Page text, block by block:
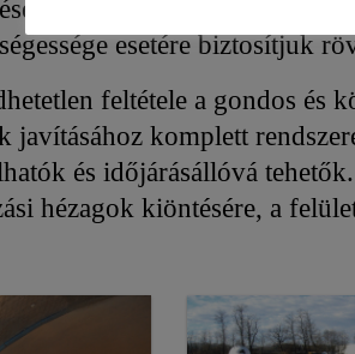
készíthetők. Biztosítunk
esetére biztosítjuk
feltétele a gondos és
javításához komplett
és időjárásállóvá
hézagok kiöntésére, a